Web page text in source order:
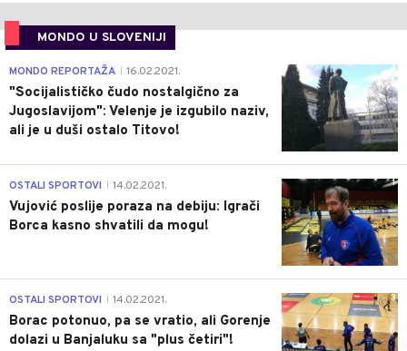
MONDO U SLOVENIJI
4
MONDO REPORTAŽA 16.02.2021.
"Socijalističko čudo nostalgično za
Jugoslavijom": Velenje je izgubilo naziv,
ali je u duši ostalo Titovo!
1
OSTALI SPORTOVI 14.02.2021.
Vujović poslije poraza na debiju: Igrači
Borca kasno shvatili da mogu!
3
OSTALI SPORTOVI 14.02.2021.
Borac potonuo, pa se vratio, ali Gorenje
dolazi u Banjaluku sa "plus četiri"!